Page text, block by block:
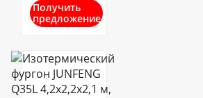
Получить
предложение